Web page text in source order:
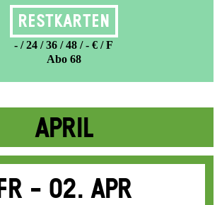
Restkarten
- / 24 / 36 / 48 / - € / F
Abo 68
APRIL
Fr - 02. Apr